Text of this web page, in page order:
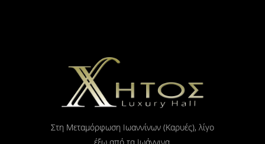
Στη Μεταμόρφωση Ιωαννίνων (Καρυές), λίγο